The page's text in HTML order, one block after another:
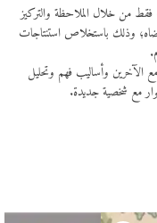
من خلال الملاحظة والتركيز
وذلك باستخلاص استنتاجات
مع الآخرين وأساليب فهم وتحليل
مع شخصية جديدة.